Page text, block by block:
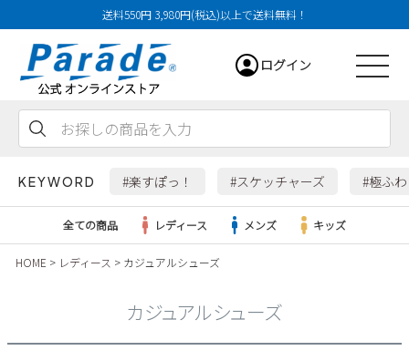
送料550円 3,980円(税込)以上で送料無料！
ログイン
KEYWORD #楽すぽっ！ #スケッチャーズ #極ふ
全ての商品 レディース メンズ キッズ
HOME レディース カジュアルシューズ
カジュアルシューズ